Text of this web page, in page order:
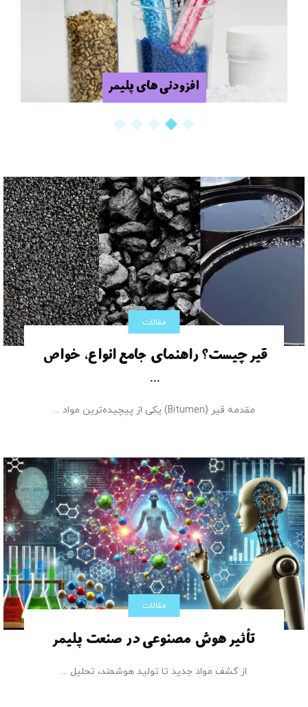
افزودنی های پلیمر
مشاهده بیشتر
قیر چیست؟ راهنمای جامع انواع، خواص
...
مقالات
مقدمه قیر (Bitumen) یکی از پیچیده‌ترین مواد ...
تأثیر هوش مصنوعی در صنعت پلیمر
مقالات
از کشف مواد جدید تا تولید هوشمند، تحلیل ...